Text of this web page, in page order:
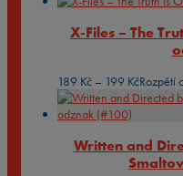
X-Files – The
189 Kč – 199 KčRozpětí
Written and